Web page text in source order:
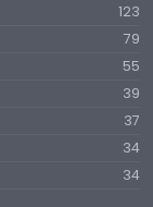
123
79
55
39
37
34
34